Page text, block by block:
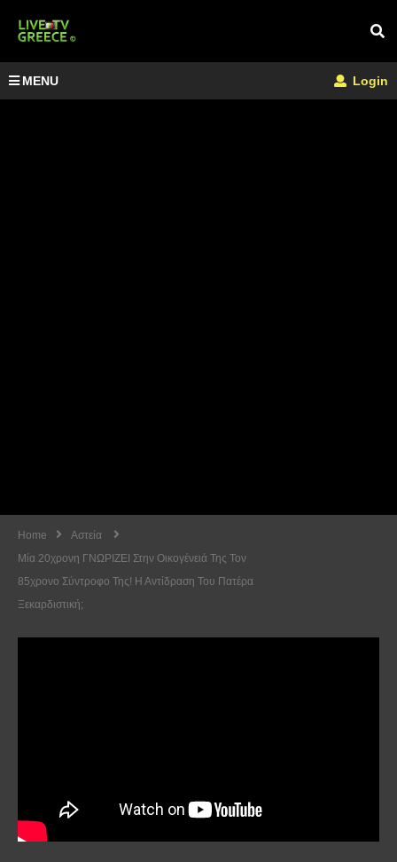
MENU Login
Home
Αστεία
Μία 20χρονη ΓΝΩΡΙΖΕΙ Στην Οικογένειά Της Τον
85χρονο Σύντροφο Της! Η Αντίδραση Του Πατέρα
Ξεκαρδιστική;